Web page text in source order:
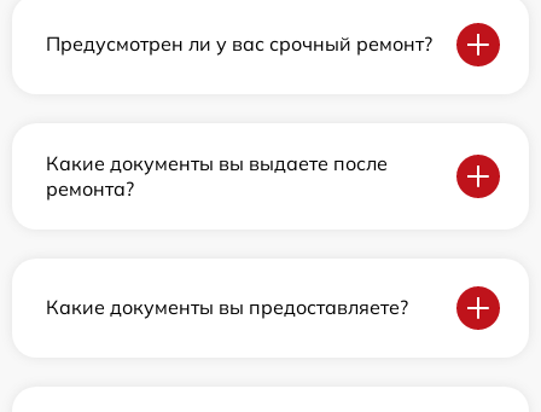
Предусмотрен ли у вас срочный ремонт?
Какие документы вы выдаете после
ремонта?
Какие документы вы предоставляете?